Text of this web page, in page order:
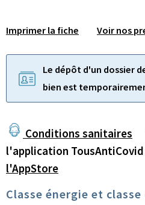
Imprimer la fiche Voir nos
Le dépôt d'un dossier
bien est
Conditions sanitaires
l'application
l'AppStore
Classe énergie et